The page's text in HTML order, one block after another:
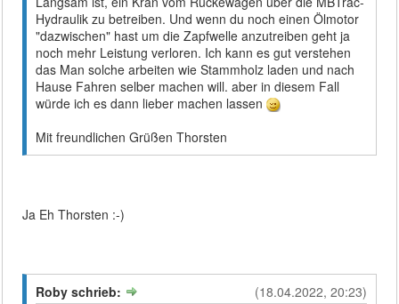
Hydraulik zu betreiben. Und wenn du noch einen Ölmotor
"dazwischen" hast um die Zapfwelle anzutreiben geht ja
noch mehr Leistung verloren. Ich kann es gut verstehen
das Man solche arbeiten wie Stammholz laden und nach
Hause Fahren selber machen will. aber in diesem Fall
würde ich es dann lieber machen lassen
Mit freundlichen Grüßen Thorsten
Ja Eh Thorsten :-)
(18.04.2022, 20:23)
Roby schrieb: